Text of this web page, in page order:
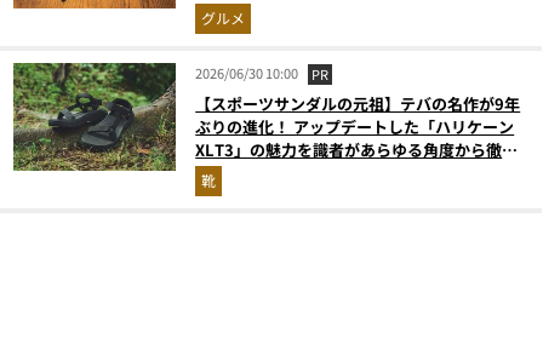
グルメ
2026/06/30 10:00 PR
【スポーツサンダルの元祖】テバの名作が9年
ぶりの進化！ アップデートした「ハリケーン
XLT3」の魅力を識者があらゆる角度から徹底
解説！
靴